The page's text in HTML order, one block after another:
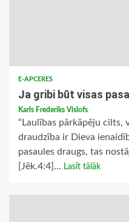
E-APCERES
Ja gribi būt visas
Karls Frederiks Vislofs
“Laulības pārkāpēju cilts,
draudzība ir Dieva
pasaules draugs, tas
[Jēk.4:4]... Lasīt tālāk